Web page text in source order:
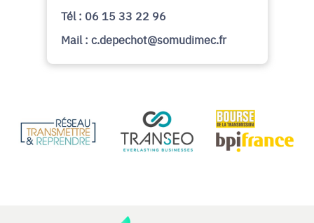
Tél : 06 15 33 22 96
Mail : c.depechot@somudimec.fr